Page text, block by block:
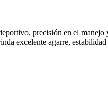
precisión en el manejo
excelente agarre,